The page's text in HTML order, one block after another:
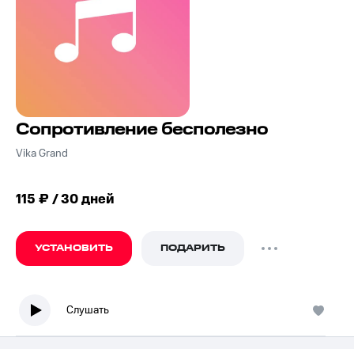
Сопротивление бесполезно
Vika Grand
115 ₽ / 30 дней
УСТАНОВИТЬ ПОДАРИТЬ
Слушать